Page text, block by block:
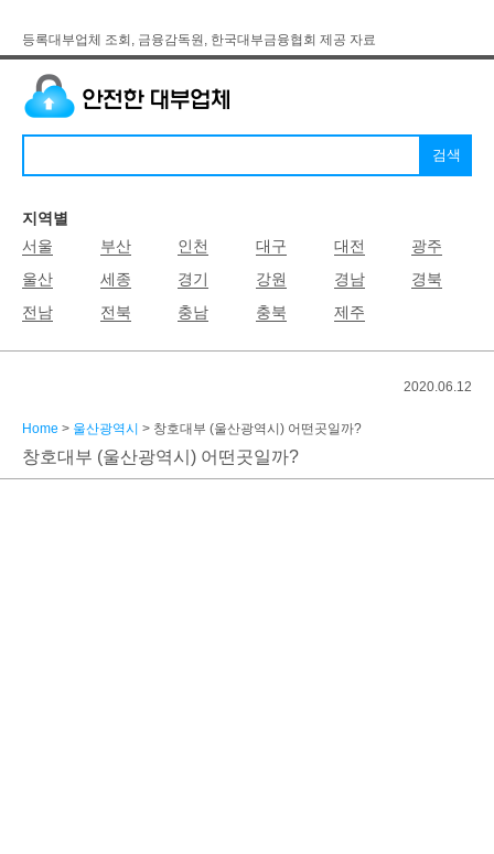
등록대부업체 조회, 금융감독원, 한국대부금융협회 제공 자료
지역별
서울
부산 인천 대구 대전
광주
울산
세종 경기 강원 경남
경북
전남
전북 충남 충북 제주
2020.06.12
Home > 울산광역시 > 창호대부 (울산광역시) 어떤곳일까?
창호대부 (울산광역시) 어떤곳일까?